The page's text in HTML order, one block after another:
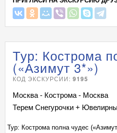
Тур: Кострома
(«Азимут 3*»)
КОД ЭКСКУРСИИ:9195
Москва - Кострома - Москва
Терем Снегурочки +
Тур: Кострома полна чудес